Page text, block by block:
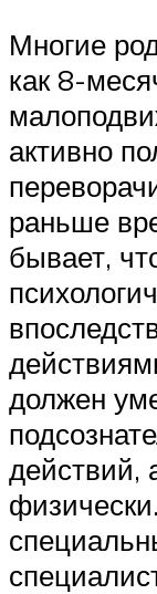
Многие
как 8-
активно
раньше
бывает,
должен
действий,